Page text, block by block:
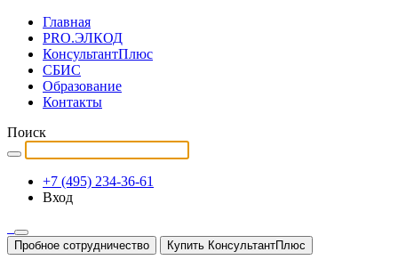
Главная
PRO.ЭЛКОД
КонсультантПлюс
СБИС
Образование
Контакты
Поиск
+7 (495) 234-36-61
Вход
Пробное сотрудничество Купить КонсультантПлюс